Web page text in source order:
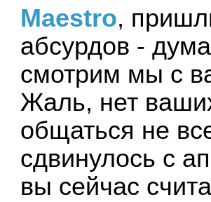
Maestro,
абсурдов -
смотрим мы с
Жаль, нет
общаться не
сдвинулось с
вы сейчас